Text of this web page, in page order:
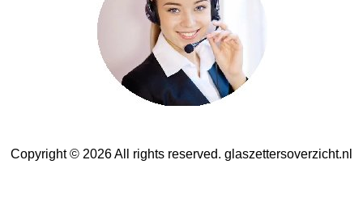
Copyright © 2026 All rights reserved. glaszettersoverzicht.nl